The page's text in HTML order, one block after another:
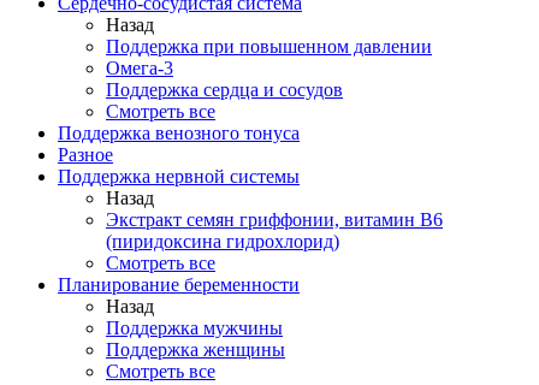
Назад
Поддержка при повышенном давлении
Омега-3
Поддержка сердца и сосудов
Смотреть все
Поддержка венозного тонуса
Разное
Поддержка нервной системы
Назад
Экстракт семян гриффонии, витамин В6
(пиридоксина гидрохлорид)
Смотреть все
Планирование беременности
Назад
Поддержка мужчины
Поддержка женщины
Смотреть все